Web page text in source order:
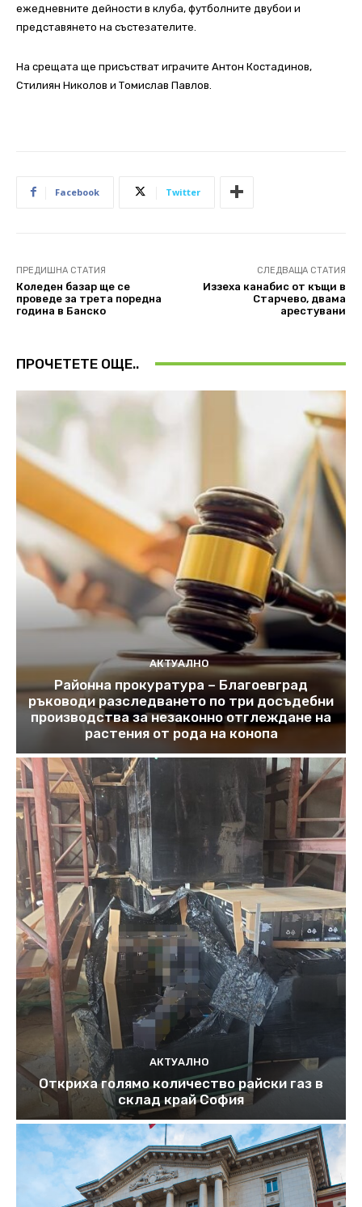
ежедневните дейности в клуба, футболните двубои и
представянето на състезателите.
На срещата ще присъстват играчите Антон Костадинов,
Стилиян Николов и Томислав Павлов.
Facebook Twitter
ПРЕДИШНА СТАТИЯ
Коледен базар ще се
проведе за трета поредна
година в Банско
СЛЕДВАЩА СТАТИЯ
Иззеха канабис от къщи в
Старчево, двама
арестувани
ПРОЧЕТЕТЕ ОЩЕ..
АКТУАЛНО
Районна прокуратура – Благоевград
ръководи разследването по три досъдебни
производства за незаконно отглеждане на
растения от рода на конопа
АКТУАЛНО
Откриха голямо количество райски газ в
склад край София